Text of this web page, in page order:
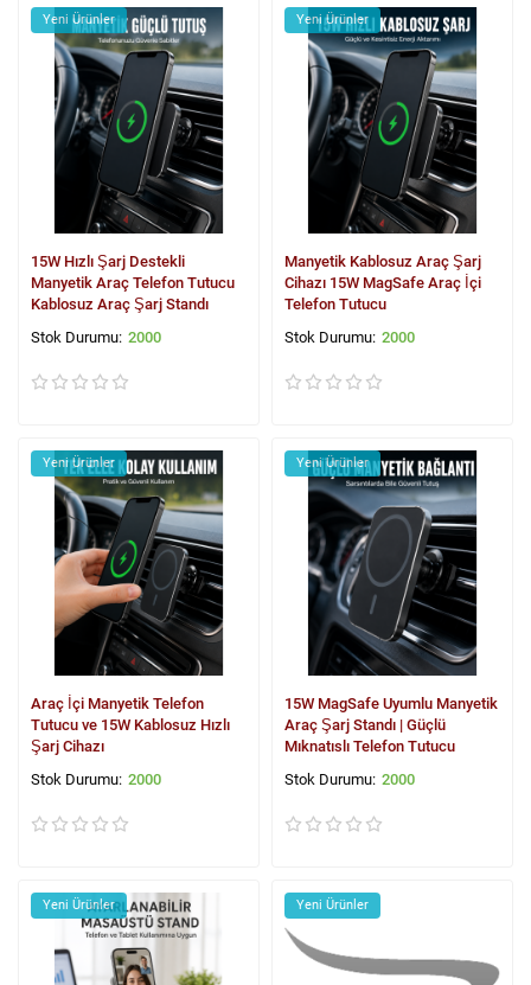
Yeni Ürünler
15W Hızlı Şarj Destekli
Manyetik Araç Telefon Tutucu
Kablosuz Araç Şarj Standı
2000
Yeni Ürünler
Manyetik Kablosuz Araç Şarj
Cihazı 15W MagSafe Araç İçi
Telefon Tutucu
2000
Yeni Ürünler
Araç İçi Manyetik Telefon
Tutucu ve 15W Kablosuz Hızlı
Şarj Cihazı
2000
Yeni Ürünler
15W MagSafe Uyumlu Manyetik
Araç Şarj Standı | Güçlü
Mıknatıslı Telefon Tutucu
2000
Yeni Ürünler Yeni Ürünler